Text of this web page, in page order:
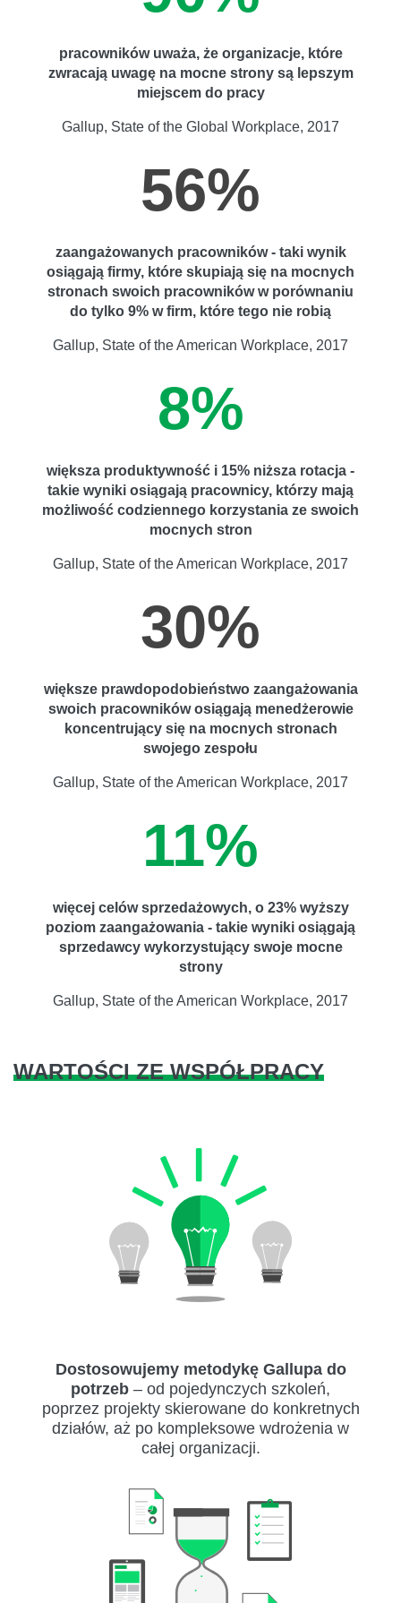
pracowników uważa, że organizacje, które
zwracają uwagę na mocne strony są lepszym
miejscem do pracy
Gallup, State of the Global Workplace, 2017
56%
zaangażowanych pracowników - taki wynik
osiągają firmy, które skupiają się na mocnych
stronach swoich pracowników w porównaniu
do tylko 9% w firm, które tego nie robią
Gallup, State of the American Workplace, 2017
8%
większa produktywność i 15% niższa rotacja -
takie wyniki osiągają pracownicy, którzy mają
możliwość codziennego korzystania ze swoich
mocnych stron
Gallup, State of the American Workplace, 2017
30%
większe prawdopodobieństwo zaangażowania
swoich pracowników osiągają menedżerowie
koncentrujący się na mocnych stronach
swojego zespołu
Gallup, State of the American Workplace, 2017
11%
więcej celów sprzedażowych, o 23% wyższy
poziom zaangażowania - takie wyniki osiągają
sprzedawcy wykorzystujący swoje mocne
strony
Gallup, State of the American Workplace, 2017
WARTOŚCI ZE WSPÓŁPRACY
Dostosowujemy metodykę Gallupa do
potrzeb – od pojedynczych szkoleń,
poprzez projekty skierowane do konkretnych
działów, aż po kompleksowe wdrożenia w
całej organizacji.